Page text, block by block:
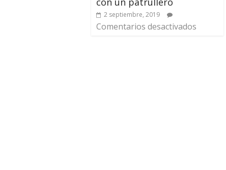
2 septiembre, 2019
Comentarios desactivados